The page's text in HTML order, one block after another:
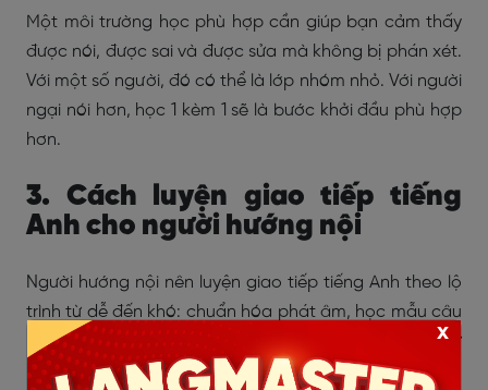
Một môi trường học phù hợp cần giúp bạn cảm thấy
được nói, được sai và được sửa mà không bị phán xét.
Với một số người, đó có thể là lớp nhóm nhỏ. Với người
ngại nói hơn, học 1 kèm 1 sẽ là bước khởi đầu phù hợp
hơn.
3. Cách luyện giao tiếp tiếng
Anh cho người hướng nội
Người hướng nội nên luyện giao tiếp tiếng Anh theo lộ
trình từ dễ đến khó: chuẩn hóa phát âm, học mẫu câu
ngắn, luyện hỏi đáp theo tình huống, ghi âm để tự
kiểm tra, sau đó thực hành với giáo viên hoặc nhóm
x